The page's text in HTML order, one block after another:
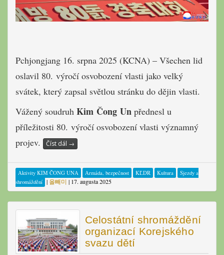
Pchjongjang 16. srpna 2025 (KCNA) – Všechen lid
oslavil 80. výročí osvobození vlasti jako velký
svátek, který zapsal světlou stránku do dějin vlasti.
Vážený soudruh Kim Čong Un přednesl u
příležitosti 80. výročí osvobození vlasti významný
projev.
Číst dál →
Aktivity KIM ČONG UNA Armáda, bezpečnost KĽDR Kultura
Sjezdy a
shromáždění | 올빼미 | 17. augusta 2025
Celostátní shromáždění
organizací Korejského
svazu dětí